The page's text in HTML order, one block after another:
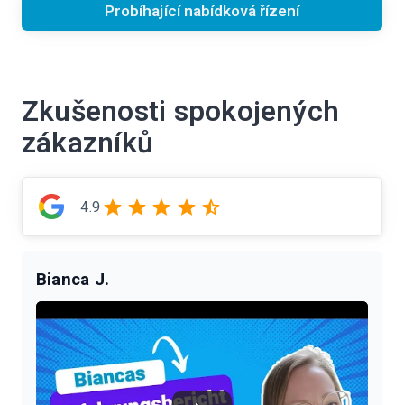
Probíhající nabídková řízení
Zkušenosti spokojených
zákazníků
4.9
Bianca J.